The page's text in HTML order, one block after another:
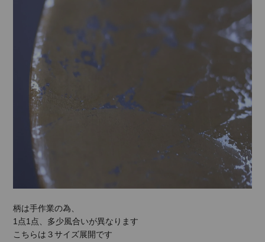
柄は手作業の為、
1点1点、多少風合いが異なります
こちらは３サイズ展開です